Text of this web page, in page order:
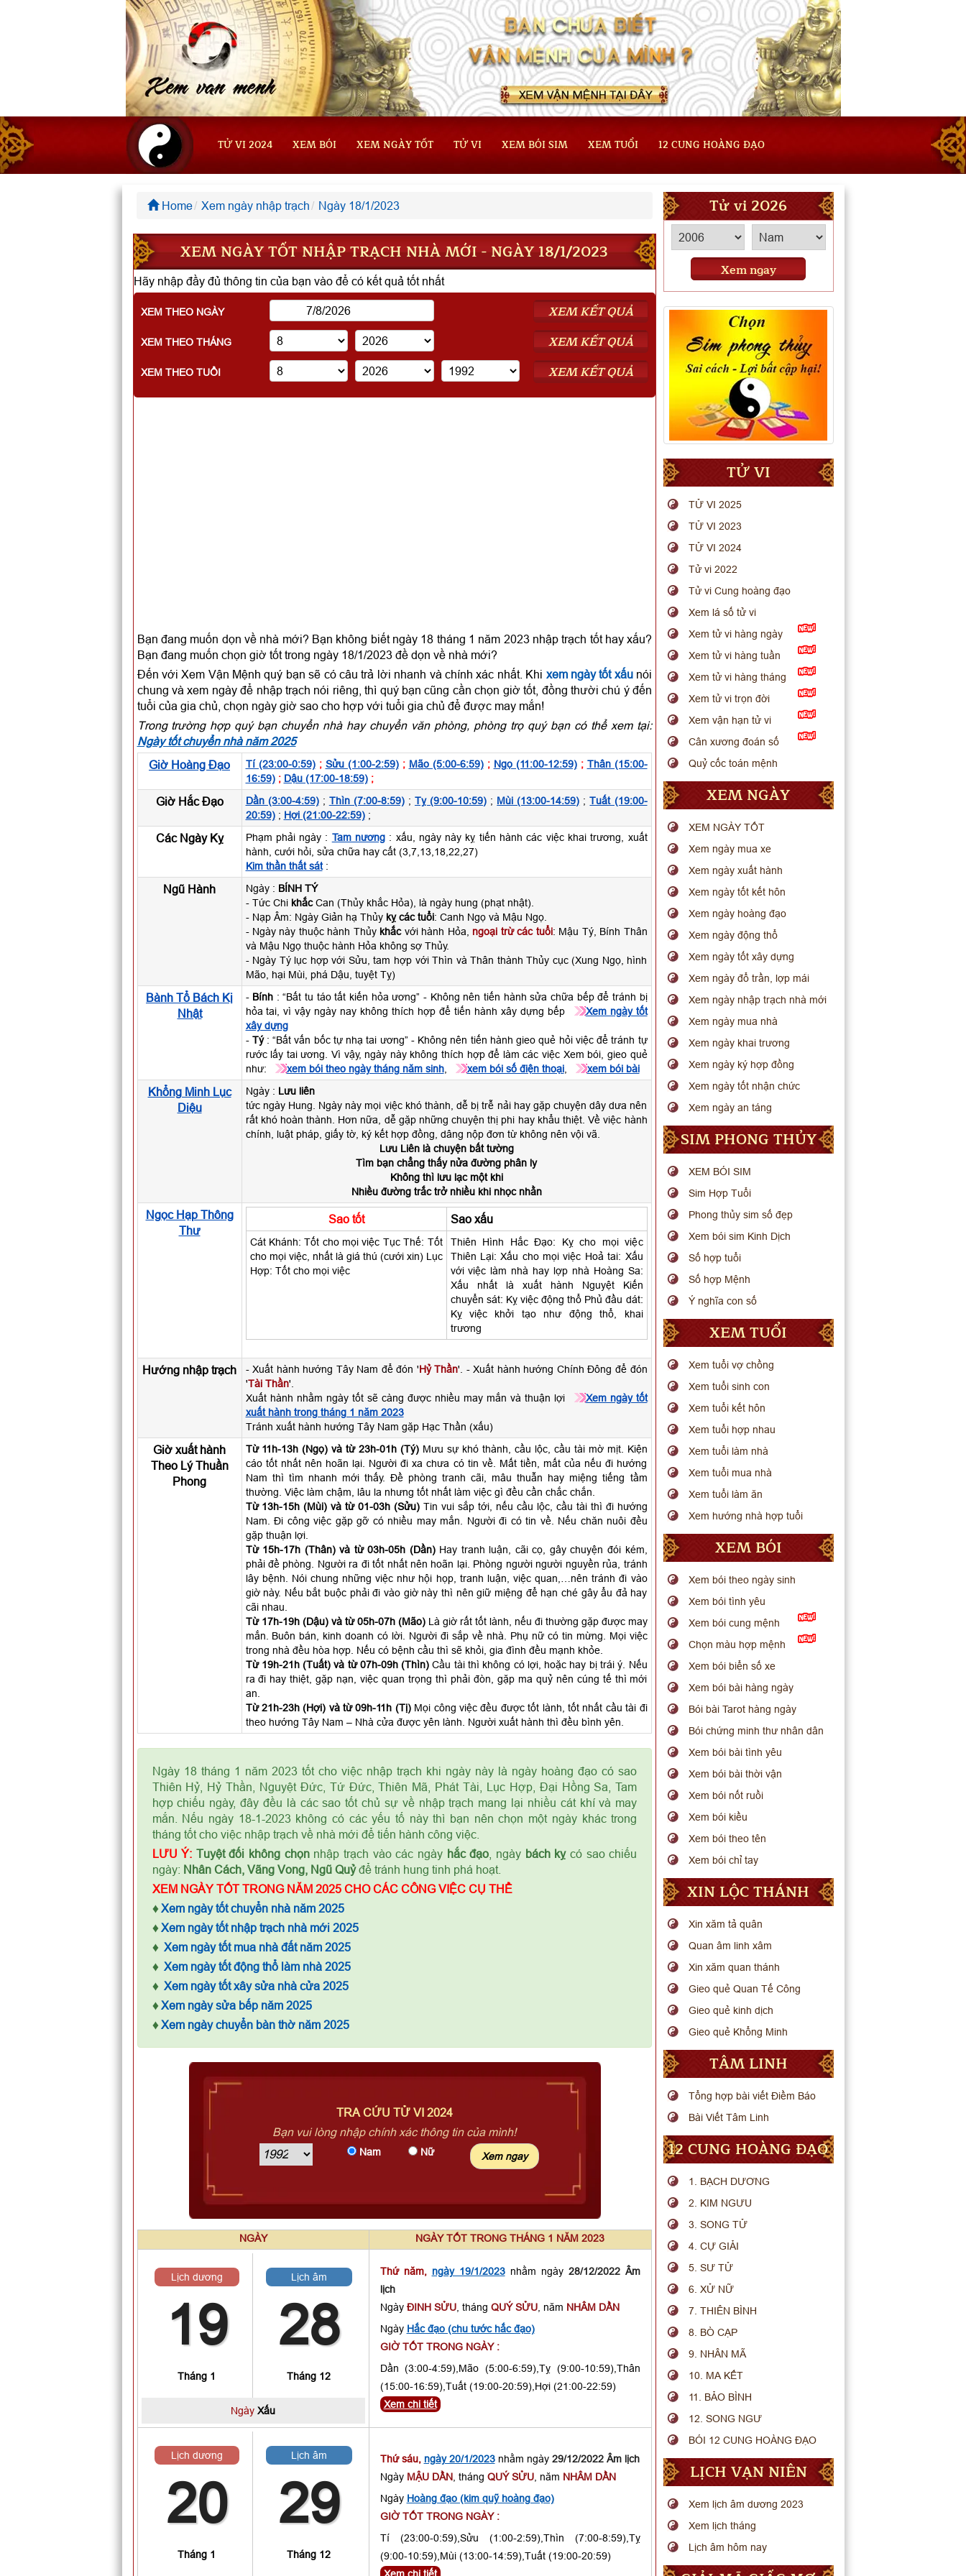
TỬ VI 2024 XEM BÓI XEM NGÀY TỐT TỬ VI XEM BÓI SIM XEM TUỔI 12 CUNG HOÀNG ĐẠO
Home Xem ngày nhập trạch Ngày 18/1/2023
XEM NGÀY TỐT NHẬP TRẠCH NHÀ MỚI - NGÀY 18/1/2023
Hãy nhập đầy đủ thông tin của bạn vào để có kết quả tốt nhất
XEM THEO NGÀY XEM KẾT QUẢ
XEM THEO THÁNG XEM KẾT QUẢ
XEM THEO TUỔI XEM KẾT QUẢ
Bạn đang muốn dọn về nhà mới? Bạn không biết ngày 18 tháng 1 năm 2023 nhập trạch tốt hay xấu?
Bạn đang muốn chọn giờ tốt trong ngày 18/1/2023 đề dọn về nhà mới?
Đến với Xem Vận Mệnh quý bạn sẽ có câu trả lời nhanh và chính xác nhất. Khi xem ngày tốt xấu nói
chung và xem ngày để nhập trạch nói riêng, thì quý bạn cũng cần chọn giờ tốt, đồng thười chú ý đến
tuổi của gia chủ, chọn ngày giờ sao cho hợp với tuổi gia chủ để được may mắn!
Trong trường hợp quý bạn chuyển nhà hay chuyển văn phòng, phòng trọ quý bạn có thể xem tại:
Ngày tốt chuyển nhà năm 2025
Giờ Hoàng Đạo
Tí (23:00-0:59); Sửu (1:00-2:59); Mão (5:00-6:59); Ngọ (11:00-12:59); Thân (15:00-
16:59); Dậu (17:00-18:59);
Giờ Hắc Đạo Dần (3:00-4:59); Thìn (7:00-8:59); Tỵ (9:00-10:59) ; Mùi (13:00-14:59) ;Tuất (19:00-
20:59); Hợi (21:00-22:59);
Các Ngày Kỵ Phạm phải ngày : Tam nương: xấu, ngày này kỵ tiến hành các việc khai trương, xuất
hành, cưới hỏi, sửa chữa hay cất (3,7,13,18,22,27)
Kim thần thất sát:
Ngũ Hành Ngày : BÍNH TÝ
- Tức Chi khắcCan (Thủy khắc Hỏa), là ngày hung (phạt nhật).
- Nạp Âm: Ngày Giản hạ Thủy kỵ các tuổi: Canh Ngọ và Mậu Ngọ.
- Ngày này thuộc hành Thủy khắcvới hành Hỏa, ngoại trừ các tuổi: Mậu Tý, Bính Thân
và Mậu Ngọ thuộc hành Hỏa không sợ Thủy.
- Ngày Tý lục hợp với Sửu, tam hợp với Thìn và Thân thành Thủy cục (Xung Ngọ, hình
Mão, hại Mùi, phá Dậu, tuyệt Tỵ)
Bành Tổ Bách Kị
Nhật
- Bính : “Bất tu táo tất kiến hỏa ương” - Không nên tiến hành sửa chữa bếp để tránh bị
hỏa tai, vì vậy ngày nay không thích hợp để tiến hành xây dựng bếp
Xem ngày tốt
xây dựng
- Tý: “Bất vấn bốc tự nhạ tai ương” - Không nên tiến hành gieo quẻ hỏi việc để tránh tự
rước lấy tai ương. Vì vậy, ngày này không thích hợp để làm các việc Xem bói, gieo quẻ
như:
xem bói theo ngày tháng năm sinh, xem bói số điện thoại, xem bói bài
Khổng Minh Lục
Diệu
Ngày : Lưu liên
tức ngày Hung. Ngày này mọi việc khó thành, dễ bị trễ nải hay gặp chuyện dây dưa nên
rất khó hoàn thành. Hơn nữa, dễ gặp những chuyện thị phi hay khẩu thiệt. Về việc hành
chính, luật pháp, giấy tờ, ký kết hợp đồng, dâng nộp đơn từ không nên vội vã.
Lưu Liên là chuyện bất tường
Tìm bạn chẳng thấy nửa đường phân ly
Không thì lưu lạc một khi
Nhiều đường trắc trở nhiều khi nhọc nhằn
Ngọc Hạp Thông
Thư
Sao tốt Sao xấu
Cát Khánh: Tốt cho mọi việc Tục Thế: Tốt
cho mọi việc, nhất là giá thú (cưới xin) Lục
Hợp: Tốt cho mọi việc
Thiên Hình Hắc Đạo: Kỵ cho mọi việc
Thiên Lại: Xấu cho mọi việc Hoả tai: Xấu
với việc làm nhà hay lợp nhà Hoàng Sa:
Xấu nhất là xuất hành Nguyệt Kiến
chuyển sát: Kỵ việc động thổ Phủ đầu dát:
Kỵ việc khởi tạo như động thổ, khai
trương
Hướng nhập trạch - Xuất hành hướng Tây Nam để đón 'Hỷ Thần'. - Xuất hành hướng Chính Đông để đón
'Tài Thần'.
Xuất hành nhằm ngày tốt sẽ càng được nhiều may mắn và thuận lợi
Xem ngày tốt
xuất hành trong tháng 1 năm 2023
Tránh xuất hành hướng Tây Nam gặp Hạc Thần (xấu)
Giờ xuất hành
Theo Lý Thuần
Phong
Từ 11h-13h (Ngọ) và từ 23h-01h (Tý) Mưu sự khó thành, cầu lộc, cầu tài mờ mịt. Kiện
cáo tốt nhất nên hoãn lại. Người đi xa chưa có tin về. Mất tiền, mất của nếu đi hướng
Nam thì tìm nhanh mới thấy. Đề phòng tranh cãi, mâu thuẫn hay miệng tiếng tầm
thường. Việc làm chậm, lâu la nhưng tốt nhất làm việc gì đều cần chắc chắn.
Từ 13h-15h (Mùi) và từ 01-03h (Sửu) Tin vui sắp tới, nếu cầu lộc, cầu tài thì đi hướng
Nam. Đi công việc gặp gỡ có nhiều may mắn. Người đi có tin về. Nếu chăn nuôi đều
gặp thuận lợi.
Từ 15h-17h (Thân) và từ 03h-05h (Dần) Hay tranh luận, cãi cọ, gây chuyện đói kém,
phải đề phòng. Người ra đi tốt nhất nên hoãn lại. Phòng người người nguyền rủa, tránh
lây bệnh. Nói chung những việc như hội họp, tranh luận, việc quan,…nên tránh đi vào
giờ này. Nếu bắt buộc phải đi vào giờ này thì nên giữ miệng để hạn ché gây ẩu đả hay
cãi nhau.
Từ 17h-19h (Dậu) và từ 05h-07h (Mão) Là giờ rất tốt lành, nếu đi thường gặp được may
mắn. Buôn bán, kinh doanh có lời. Người đi sắp về nhà. Phụ nữ có tin mừng. Mọi việc
trong nhà đều hòa hợp. Nếu có bệnh cầu thì sẽ khỏi, gia đình đều mạnh khỏe.
Từ 19h-21h (Tuất) và từ 07h-09h (Thìn) Cầu tài thì không có lợi, hoặc hay bị trái ý. Nếu
ra đi hay thiệt, gặp nạn, việc quan trọng thì phải đòn, gặp ma quỷ nên cúng tế thì mới
an.
Từ 21h-23h (Hợi) và từ 09h-11h (Tị) Mọi công việc đều được tốt lành, tốt nhất cầu tài đi
theo hướng Tây Nam – Nhà cửa được yên lành. Người xuất hành thì đều bình yên.
Ngày 18 tháng 1 năm 2023 tốt cho việc nhập trạch khi ngày này là ngày hoàng đạo có sao
Thiên Hỷ, Hỷ Thần, Nguyệt Đức, Tứ Đức, Thiên Mã, Phát Tài, Lục Hợp, Đại Hồng Sa, Tam
hợp chiếu ngày, đây đều là các sao tốt chủ sự về nhập trạch mang lại nhiều cát khí và may
mắn. Nếu ngày 18-1-2023 không có các yếu tố này thì bạn nên chọn một ngày khác trong
tháng tốt cho việc nhập trạch về nhà mới để tiến hành công việc.
LƯU Ý: Tuyệt đối không chọnnhập trạch vào các ngày hắc đạo , ngày bách kỵcó sao chiếu
ngày: Nhân Cách, Vãng Vong, Ngũ Quỷđể tránh hung tinh phá hoạt.
XEM NGÀY TỐT TRONG NĂM 2025 CHO CÁC CÔNG VIỆC CỤ THỂ
♦ Xem ngày tốt chuyển nhà năm 2025
♦ Xem ngày tốt nhập trạch nhà mới 2025
♦ Xem ngày tốt mua nhà đất năm 2025
♦ Xem ngày tốt động thổ làm nhà 2025
♦ Xem ngày tốt xây sửa nhà cửa 2025
♦ Xem ngày sửa bếp năm 2025
♦ Xem ngày chuyển bàn thờ năm 2025
TRA CỨU TỬ VI 2024
Bạn vui lòng nhập chính xác thông tin của mình!
Nam Nữ
NGÀY NGÀY TỐT TRONG THÁNG 1 NĂM 2023
Lịch dương
19
Tháng 1
Lịch âm
28
Tháng 12
Ngày Xấu
Thứ năm, ngày 19/1/2023nhằm ngày 28/12/2022 Âm
lịch
Ngày ĐINH SỬU, tháng QUÝ SỬU, năm NHÂM DẦN
Ngày Hắc đạo (chu tước hắc đạo)
GIỜ TỐT TRONG NGÀY :
Dần (3:00-4:59),Mão (5:00-6:59),Tỵ (9:00-10:59),Thân
(15:00-16:59),Tuất (19:00-20:59),Hợi (21:00-22:59)
Xem chi tiết
Lịch dương
20
Tháng 1
Lịch âm
29
Tháng 12
Thứ sáu, ngày 20/1/2023nhằm ngày 29/12/2022 Âm lịch
Ngày MẬU DẦN, tháng QUÝ SỬU, năm NHÂM DẦN
Ngày Hoàng đạo (kim quỹ hoàng đạo)
GIỜ TỐT TRONG NGÀY :
Tí (23:00-0:59),Sửu (1:00-2:59),Thìn (7:00-8:59),Tỵ
(9:00-10:59),Mùi (13:00-14:59),Tuất (19:00-20:59)
Tử vi 2026
Xem ngay
TỬ VI
TỬ VI 2025
TỬ VI 2023
TỬ VI 2024
Tử vi 2022
Tử vi Cung hoàng đạo
Xem lá số tử vi
Xem tử vi hàng ngày
Xem tử vi hàng tuần
Xem tử vi hàng tháng
Xem tử vi trọn đời
Xem vận hạn tử vi
Cân xương đoán số
Quỷ cốc toán mệnh
XEM NGÀY
XEM NGÀY TỐT
Xem ngày mua xe
Xem ngày xuất hành
Xem ngày tốt kết hôn
Xem ngày hoàng đạo
Xem ngày động thổ
Xem ngày tốt xây dựng
Xem ngày đổ trần, lợp mái
Xem ngày nhập trạch nhà mới
Xem ngày mua nhà
Xem ngày khai trương
Xem ngày ký hợp đồng
Xem ngày tốt nhận chức
Xem ngày an táng
SIM PHONG THỦY
XEM BÓI SIM
Sim Hợp Tuổi
Phong thủy sim số đẹp
Xem bói sim Kinh Dịch
Số hợp tuổi
Số hợp Mệnh
Ý nghĩa con số
XEM TUỔI
Xem tuổi vợ chồng
Xem tuổi sinh con
Xem tuổi kết hôn
Xem tuổi hợp nhau
Xem tuổi làm nhà
Xem tuổi mua nhà
Xem tuổi làm ăn
Xem hướng nhà hợp tuổi
XEM BÓI
Xem bói theo ngày sinh
Xem bói tình yêu
Xem bói cung mệnh
Chọn màu hợp mệnh
Xem bói biển số xe
Xem bói bài hàng ngày
Bói bài Tarot hàng ngày
Bói chứng minh thư nhân dân
Xem bói bài tình yêu
Xem bói bài thời vận
Xem bói nốt ruồi
Xem bói kiều
Xem bói theo tên
Xem bói chỉ tay
XIN LỘC THÁNH
Xin xăm tả quân
Quan âm linh xâm
Xin xăm quan thánh
Gieo quẻ Quan Tế Công
Gieo quẻ kinh dịch
Gieo quẻ Khổng Minh
TÂM LINH
Tổng hợp bài viết Điềm Báo
Bài Viết Tâm Linh
12 CUNG HOÀNG ĐẠO
1. BẠCH DƯƠNG
2. KIM NGƯU
3. SONG TỬ
4. CỰ GIẢI
5. SƯ TỬ
6. XỬ NỮ
7. THIÊN BÌNH
8. BÒ CẠP
9. NHÂN MÃ
10. MA KẾT
11. BẢO BÌNH
12. SONG NGƯ
BÓI 12 CUNG HOÀNG ĐẠO
LỊCH VẠN NIÊN
Xem lịch âm dương 2023
Xem lịch tháng
Lịch âm hôm nay